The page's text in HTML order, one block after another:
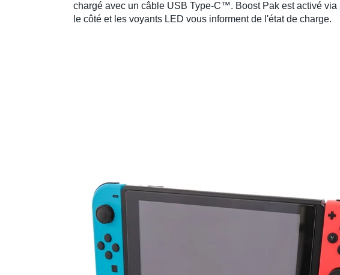
chargé avec un câble USB Type-C™. Boost Pak est activé via
le côté et les voyants LED vous informent de l'état de charge.